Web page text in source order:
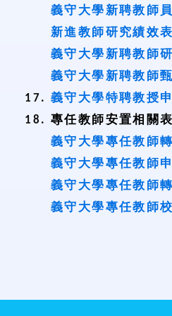
義守大學新聘教師
新進教師研究績效
義守大學新聘教師
義守大學新聘教師
義守大學特聘教授
專任教師安置相關
義守大學專任教師
義守大學專任教師
義守大學專任教師
義守大學專任教師